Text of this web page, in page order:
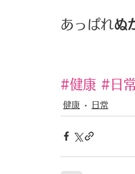
あっぱれ ぬ
#健康 #日
健康 日常